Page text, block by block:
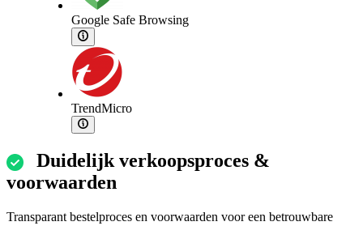
Google Safe Browsing
TrendMicro
Duidelijk verkoopsproces &
voorwaarden
Transparant bestelproces en voorwaarden voor een betrouwbare